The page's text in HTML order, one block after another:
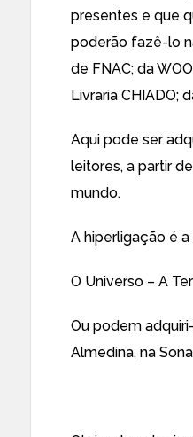
presentes e que
poderão fazê-lo
de FNAC; da
Livraria CHIADO;
Aqui pode ser
leitores, a partir
mundo.
A hiperligação é
O Universo – A
Ou podem
Almedina, na